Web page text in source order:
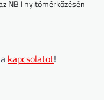
NB I nyitómérkőzésén
kapcsolatot!